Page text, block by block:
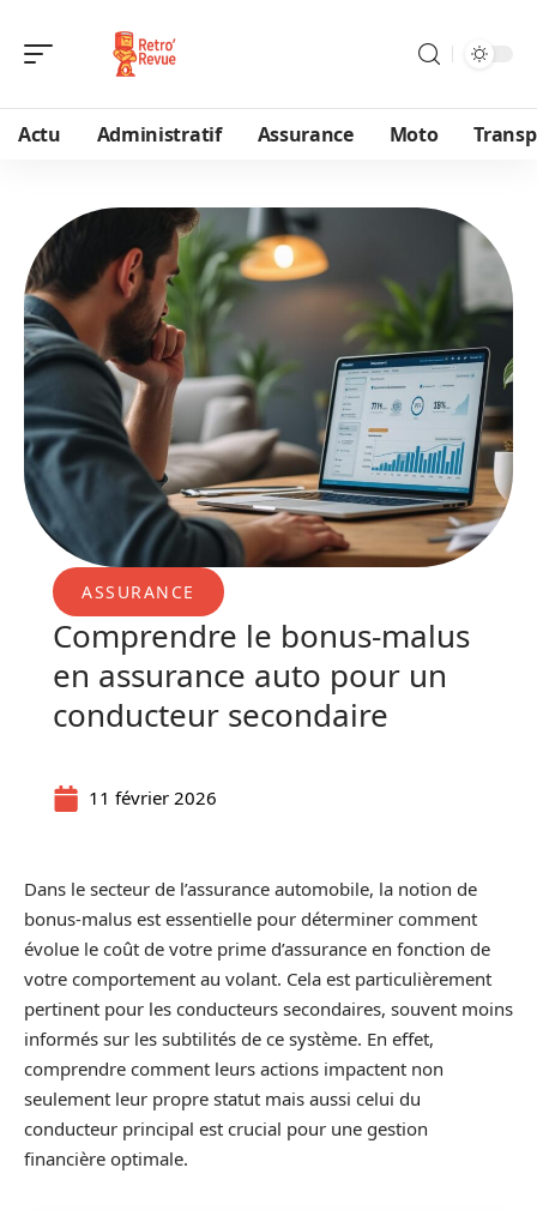
Actu Administratif Assurance Moto
ASSURANCE
Comprendre le bonus-malus
en assurance auto pour un
conducteur secondaire
11 février 2026
Dans le secteur de l’assurance automobile, la notion de
bonus-malus est essentielle pour déterminer comment
évolue le coût de votre prime d’assurance en fonction de
votre comportement au volant. Cela est particulièrement
pertinent pour les conducteurs secondaires, souvent moins
informés sur les subtilités de ce système. En effet,
comprendre comment leurs actions impactent non
seulement leur propre statut mais aussi celui du
conducteur principal est crucial pour une gestion
financière optimale.